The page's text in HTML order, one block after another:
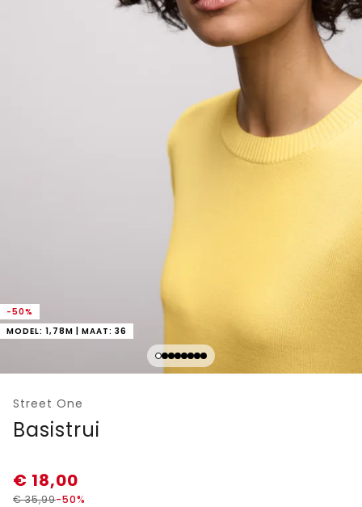
-50%
MODEL: 1,78M | MAAT: 36
Street One
Basistrui
€ 18,00
€35,99-50%